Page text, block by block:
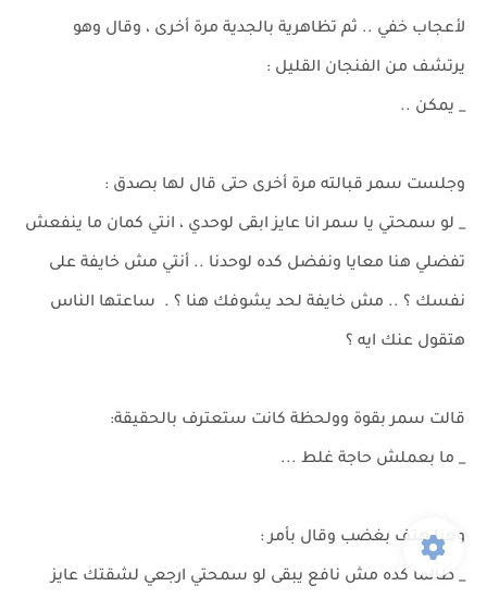
لأعجاب خفي .. ثم تظاهرية بالجدية مرة أخرى ، وقال وهو
يرتشف من الفنجان القليل :
_ يمكن ..
وجلست سمر قبالته مرة أخرى حتى قال لها بصدق :
_ لو سمحتي يا سمر انا عايز ابقى لوحدي ، انتي كمان ما ينفعش
تفضلي هنا معايا ونفضل كده لوحدنا .. أنتي مش خايفة على
نفسك ؟ .. مش خايفة لحد يشوفك هنا ؟ . ساعتها الناس
هتقول عنك ايه ؟
قالت سمر بقوة وولحظة كانت ستعترف بالحقيقة:
_ ما بعملش حاجة غلط ...
وهنا هتف بغضب وقال بأمر :
_ طالما كده مش نافع يبقى لو سمحتي ارجعي لشقتك عايز